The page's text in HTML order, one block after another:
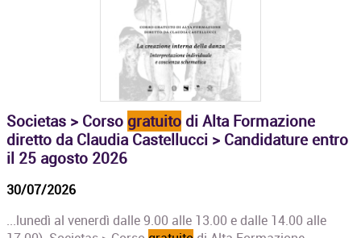
Societas > Corso gratuito di Alta Formazione
diretto da Claudia Castellucci > Candidature entro
il 25 agosto 2026
30/07/2026
...lunedì al venerdì dalle 9.00 alle 13.00 e dalle 14.00 alle